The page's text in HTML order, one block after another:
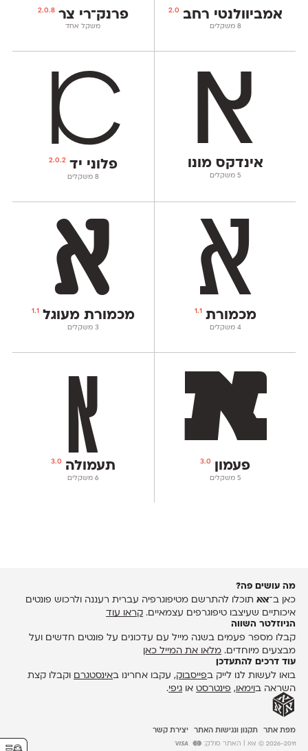
אמביוולנטי רחב 2.0
‫8 משקלים
פרנק־רי צר2.0.8
משקל אחד
אינדקס מונו
‫5 משקלים
פלוני יד2.0.2
‫8 משקלים
מכמורת1.1
‫4 משקלים
מכמורת מעוגל 1.1
‫3 משקלים
פעמון 3.0
‫5 משקלים
תעמולה 3.0
‫6 משקלים
מה עושים פה?
כאן ב־אאאתוכלו להתרשם מטיפוגרפיה עברית רעננה ולרכוש פונטים
איכותיים שעיצבו טיפוגרפים עצמאיים. קראו עוד
הניוזלטר השווה
קבלו מספר פעמים בשנה מייל עם עדכונים על פונטים חדשים ועל
מבצעים מיוחדים. מלאו את המייל כאן
עוד דרכים להתעדכן
בואו לעשות לנו לייק בפייסבוק, עקבו אחרינו באינסטגרם וקבלו קצת
השראה בוימאו, פינטרסטאו גיפי.
מפת אתר תקנון ונגישות האתר יצירת קשר
2026-2011 © אאא | האתר סולק: